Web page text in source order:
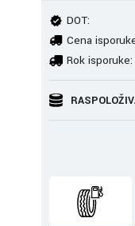
DOT:
Cena
Rok isporuke: